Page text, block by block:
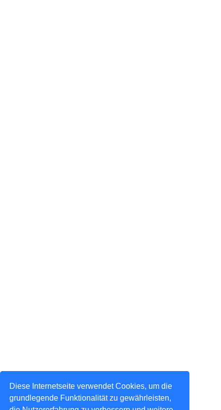
Diese Internetseite verwendet Cookies, um die
grundlegende Funktionalität zu gewährleisten,